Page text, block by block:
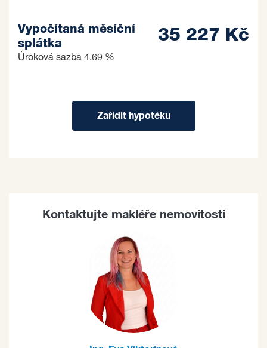
Vypočítaná měsíční
splátka
Úroková sazba 4.69 %
35 227 Kč
Zařídit hypotéku
Kontaktujte makléře nemovitosti